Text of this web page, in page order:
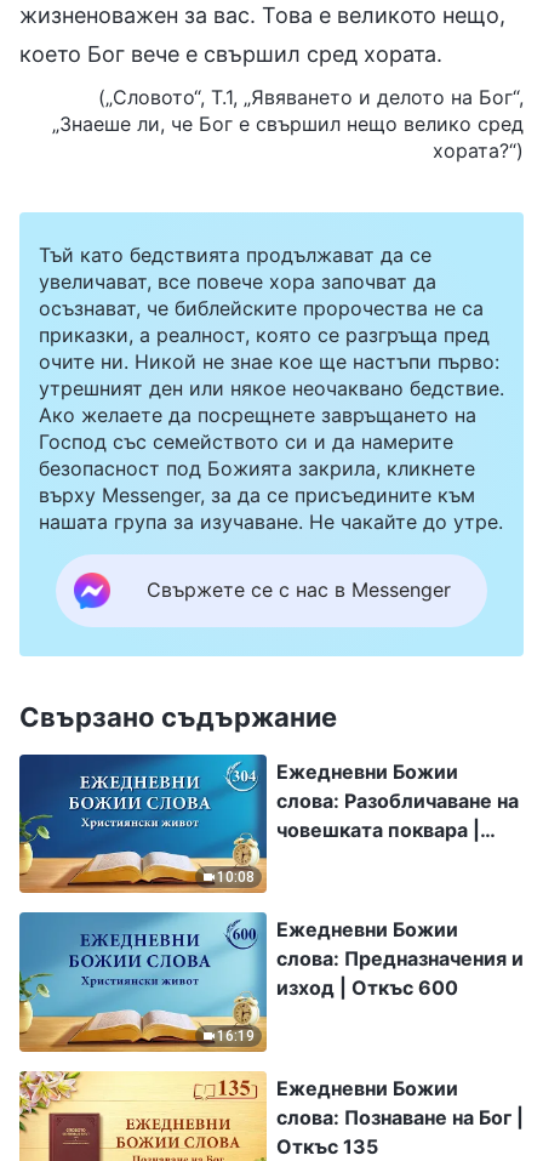
жизненоважен за вас. Това е великото нещо,
което Бог вече е свършил сред хората.
(„Словото“, Т.1, „Явяването и делото на Бог“,
„Знаеше ли, че Бог е свършил нещо велико сред
хората?“)
Тъй като бедствията продължават да се
увеличават, все повече хора започват да
осъзнават, че библейските пророчества не са
приказки, а реалност, която се разгръща пред
очите ни. Никой не знае кое ще настъпи първо:
утрешният ден или някое неочаквано бедствие.
Ако желаете да посрещнете завръщането на
Господ със семейството си и да намерите
безопасност под Божията закрила, кликнете
върху Messenger, за да се присъедините към
нашата група за изучаване. Не чакайте до утре.
Свържете се с нас в Messenger
Свързано съдържание
10:08
Ежедневни Божии
слова: Разобличаване на
човешката поквара |
16:19
Ежедневни Божии
слова: Предназначения и
изход | Откъс 600
Ежедневни Божии
слова: Познаване на Бог |
Откъс 135